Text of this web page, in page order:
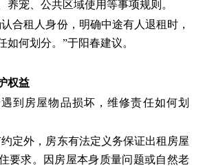
养宠、公共区域使用等事项规则。
合租人身份，明确中途有人退租时，
如何划分。”于阳春建议。
权益
到房屋物品损坏，维修责任如何划
定外，房东有法定义务保证出租房屋
要求。因房屋本身质量问题或自然老